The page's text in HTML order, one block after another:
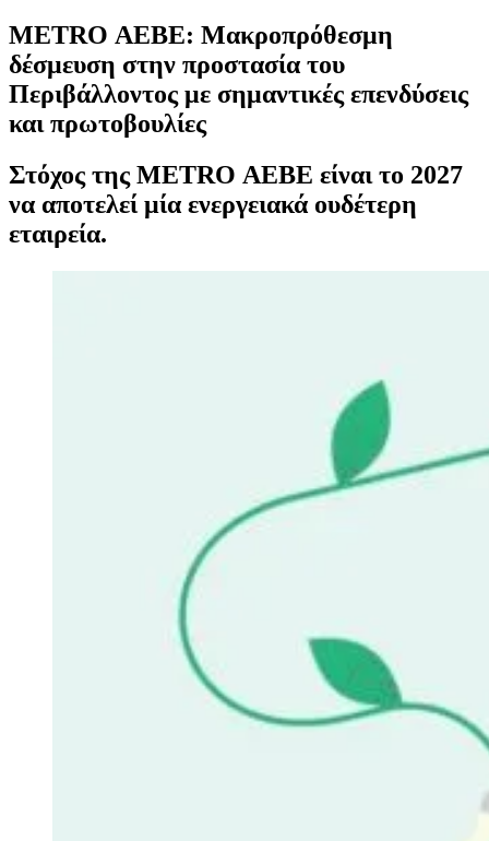
METRO ΑΕΒΕ: Μακροπρόθεσμη
δέσμευση στην προστασία του
Περιβάλλοντος με σημαντικές επενδύσεις
και πρωτοβουλίες
Στόχος της METRO ΑΕΒΕ είναι το 2027
να αποτελεί μία ενεργειακά ουδέτερη
εταιρεία.